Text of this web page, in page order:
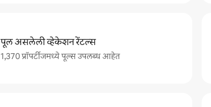
पूल असलेली व्हेकेशन रेंटल्स
1,370 प्रॉपर्टीजमध्ये पूल्स उपलब्ध आहेत